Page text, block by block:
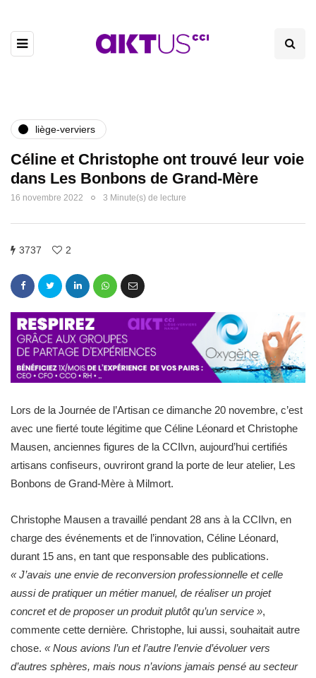
liège-verviers
Céline et Christophe ont trouvé leur voie
dans Les Bonbons de Grand-Mère
16 novembre 2022 3 Minute(s) de lecture
3737 2
Lors de la Journée de l’Artisan ce dimanche 20 novembre, c’est
avec une fierté toute légitime que Céline Léonard et Christophe
Mausen, anciennes figures de la CCIlvn, aujourd’hui certifiés
artisans confiseurs, ouvriront grand la porte de leur atelier, Les
Bonbons de Grand-Mère à Milmort.
Christophe Mausen a travaillé pendant 28 ans à la CCIlvn, en
charge des événements et de l’innovation, Céline Léonard,
durant 15 ans, en tant que responsable des publications.
« J’avais une envie de reconversion professionnelle et celle
aussi de pratiquer un métier manuel, de réaliser un projet
concret et de proposer un produit plutôt qu’un service »,
commente cette dernière. Christophe, lui aussi, souhaitait autre
chose. « Nous avions l’un et l’autre l’envie d’évoluer vers
d’autres sphères, mais nous n’avions jamais pensé au secteur